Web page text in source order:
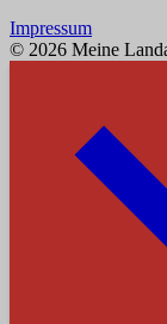
Impressum
© 2026 Meine